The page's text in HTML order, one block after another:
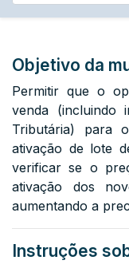
Objetivo da
Permitir que o
venda (incluindo
Tributária) para
ativação de lote
verificar se o
ativação dos
aumentando a
Instruções